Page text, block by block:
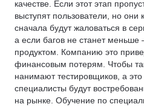
Системы контроля версий
Администрирование Linux
Архитектура ПО
OSINT
Unreal Engine
Eltex
PHP
Разработка игр
Unity
HTML/CSS
Kaspresso
Unreal Engine
Node.js
Кибербезопасность
качестве. Если этот этап
выступят пользователи, но они
сначала будут жаловаться в
а если багов не станет меньше
продуктом. Компанию это
финансовым потерям. Чтобы
нанимают тестировщиков, а это
специалисты будут
на рынке. Обучение по